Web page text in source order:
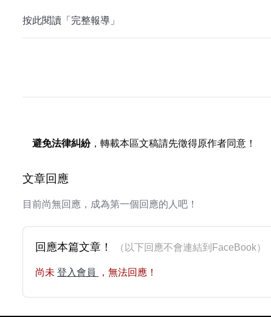
按此閱讀「完整報導」
避免法律糾紛，轉載本區文稿請先徵得原作者同意！
文章回應
目前尚無回應，成為第一個回應的人吧！
回應本篇文章！ （以下回應不會連結到FaceBook
尚未 登入會員 ，無法回應！